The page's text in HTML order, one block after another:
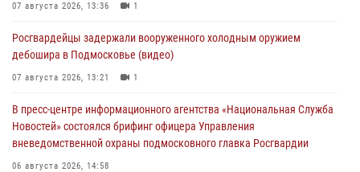
07 августа 2026, 13:36 1
Росгвардейцы задержали вооруженного холодным оружием
дебошира в Подмосковье (видео)
07 августа 2026, 13:21 1
В пресс-центре информационного агентства «Национальная Служба
Новостей» состоялся брифинг офицера Управления
вневедомственной охраны подмосковного главка Росгвардии
06 августа 2026, 14:58